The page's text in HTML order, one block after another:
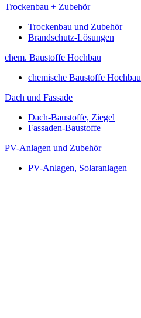
Trockenbau + Zubehör
Trockenbau und Zubehör
Brandschutz-Lösungen
chem. Baustoffe Hochbau
chemische Baustoffe Hochbau
Dach und Fassade
Dach-Baustoffe, Ziegel
Fassaden-Baustoffe
PV-Anlagen und Zubehör
PV-Anlagen, Solaranlagen